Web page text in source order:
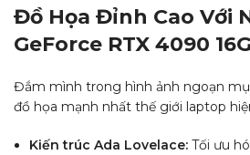
Đồ Họa Đỉnh Cao Với
GeForce RTX 4090
Đắm mình trong hình ảnh ngoạn
đồ họa mạnh nhất thế giới laptop
Kiến trúc Ada Lovelace: Tối ưu